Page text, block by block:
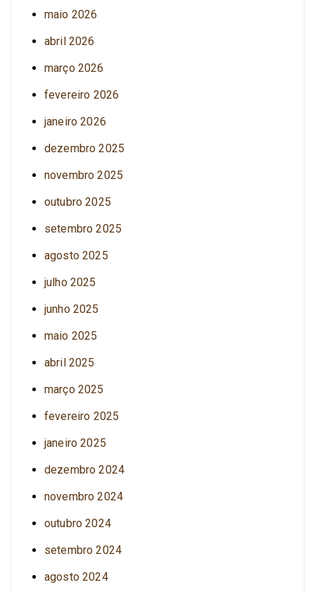
maio 2026
abril 2026
março 2026
fevereiro 2026
janeiro 2026
dezembro 2025
novembro 2025
outubro 2025
setembro 2025
agosto 2025
julho 2025
junho 2025
maio 2025
abril 2025
março 2025
fevereiro 2025
janeiro 2025
dezembro 2024
novembro 2024
outubro 2024
setembro 2024
agosto 2024